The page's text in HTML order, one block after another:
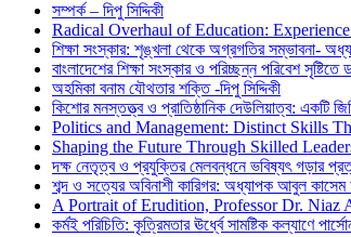
সম্পর্ক – দিপু সিদ্দিকী
Radical Overhaul of Education:
শিক্ষা সংস্কার: শৃঙ্খলা থেকে অগ্রগতির সম্ভাবনা-
বাংলাদেশের শিক্ষা সংস্কার ও পরিচ্ছন্ন পরিবেশ
অহমিকা বনাম যৌথতার শক্তি -দিপু সিদ্দিকী
কিশোর মনস্তত্ত্ব ও প্রাতিষ্ঠানিক দেউলিয়াত্ব: একটি
Politics and Management: Distinct Skills
Shaping the Future Through Skilled
দক্ষ নেতৃত্ব ও প্রযুক্তির মেলবন্ধনে ভবিষ্যৎ গড়ার
শব্দ ও সত্যের অবিনাশী কারিগর: অধ্যাপক আবুল কাসেম
A Portrait of Erudition, Professor Dr. Niaz
কর্মই পরিচিতি: কৃত্রিমতার ঊর্ধ্বে সামষ্টিক কল্যাণে